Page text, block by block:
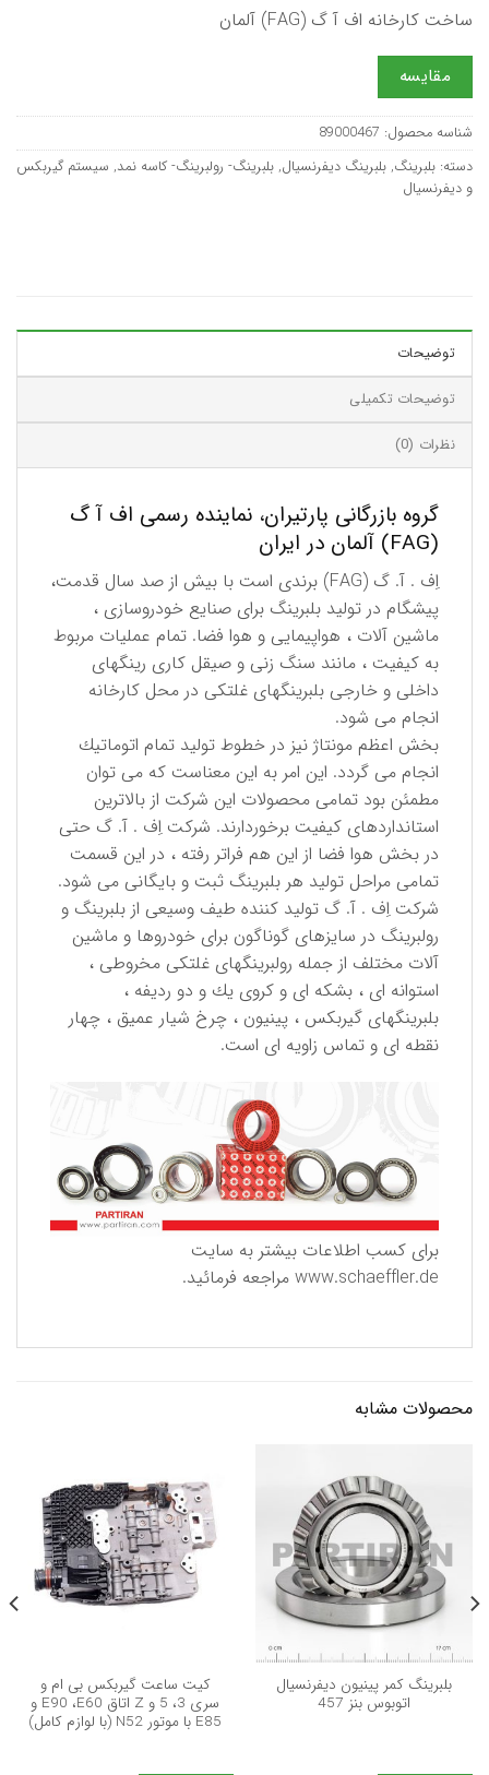
ساخت کارخانه اف آ گ (FAG) آلمان
مقایسه
شناسه محصول: 89000467
دسته: بلبرینگ, بلبرینگ دیفرنسیال, بلبرینگ- رولبرینگ- کاسه نمد, سیستم گیربکس
و دیفرنسیال
توضیحات
توضیحات تکمیلی
نظرات (0)
گروه بازرگانی پارتیران، نماینده رسمی اف آ گ
(FAG) آلمان در ایران
اِف . آ. گ (FAG) برندی است با بیش از صد سال قدمت،
پیشگام در تولید بلبرینگ برای صنایع خودروسازی ،
ماشین آلات ، هواپیمایی و هوا فضا. تمام عملیات مربوط
به كیفیت ، مانند سنگ زنی و صیقل كاری رینگهای
داخلی و خارجی بلبرینگهای غلتكی در محل كارخانه
انجام می شود.
بخش اعظم مونتاژ نیز در خطوط تولید تمام اتوماتیك
انجام می گردد. این امر به این معناست كه می توان
مطمئن بود تمامی محصولات این شركت از بالاترین
استانداردهای كیفیت برخوردارند. شركت اِف . آ. گ حتی
در بخش هوا فضا از این هم فراتر رفته ، در این قسمت
تمامی مراحل تولید هر بلبرینگ ثبت و بایگانی می شود.
شركت اِف . آ. گ تولید كننده طیف وسیعی از بلبرینگ و
رولبرینگ در سایزهای گوناگون برای خودروها و ماشین
آلات مختلف از جمله رولبرینگهای غلتكی مخروطی ،
استوانه ای ، بشكه ای و كروی یك و دو ردیفه ،
بلبرینگهای گیربكس ، پینیون ، چرخ شیار عمیق ، چهار
نقطه ای و تماس زاویه ای است.
برای كسب اطلاعات بیشتر به سایت
www.schaeffler.de مراجعه فرمائید.
محصولات مشابه
بلبرینگ کمر پینیون دیفرنسیال
اتوبوس بنز 457
کیت ساعت گیربکس بی ام و
سری 3، 5 و Z اتاق E90 ،E60 و
E85 با موتور N52 (با لوازم کامل)